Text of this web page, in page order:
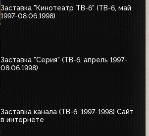
Заставка "Кинотеатр ТВ-6" (ТВ-6, май
1997-08.06.1998)
Заставка "Серия" (ТВ-6, апрель 1997-
08.06.1998)
Заставка канала (ТВ-6, 1997-1998) Сайт
в интернете